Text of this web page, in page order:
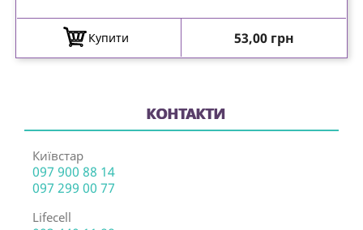
Купити Ціна
53,00 грн
КОНТАКТИ
Київстар
097 900 88 14
097 299 00 77
Lifecell